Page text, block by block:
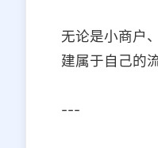
无论是小商户
建属于自己的
---